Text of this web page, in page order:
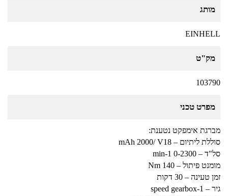
מותג
EINHELL
מק"ט
103790
מפרט טכני
מברגת אימפקט נטענת:
סוללת ליתיום – mAh 2000/ V18
סל"ד – min-1 0-2300
מומנט פיתול – Nm 140
זמן טעינה – 30 דקות
גיר – speed gearbox-1